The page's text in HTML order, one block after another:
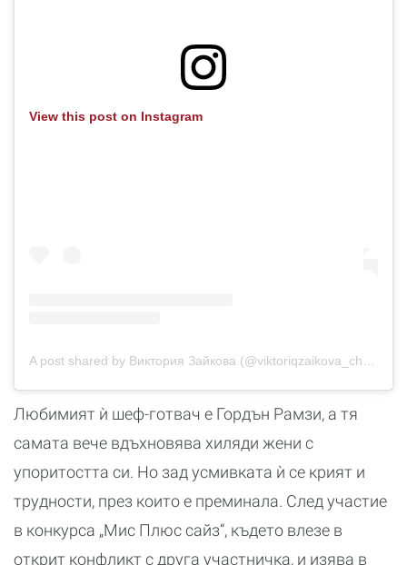
View this post on Instagram
Любимият ѝ шеф-готвач е Гордън Рамзи, а тя
самата вече вдъхновява хиляди жени с
упоритостта си. Но зад усмивката ѝ се крият и
трудности, през които е преминала. След участие
в конкурса „Мис Плюс сайз“, където влезе в
открит конфликт с друга участничка, и изява в